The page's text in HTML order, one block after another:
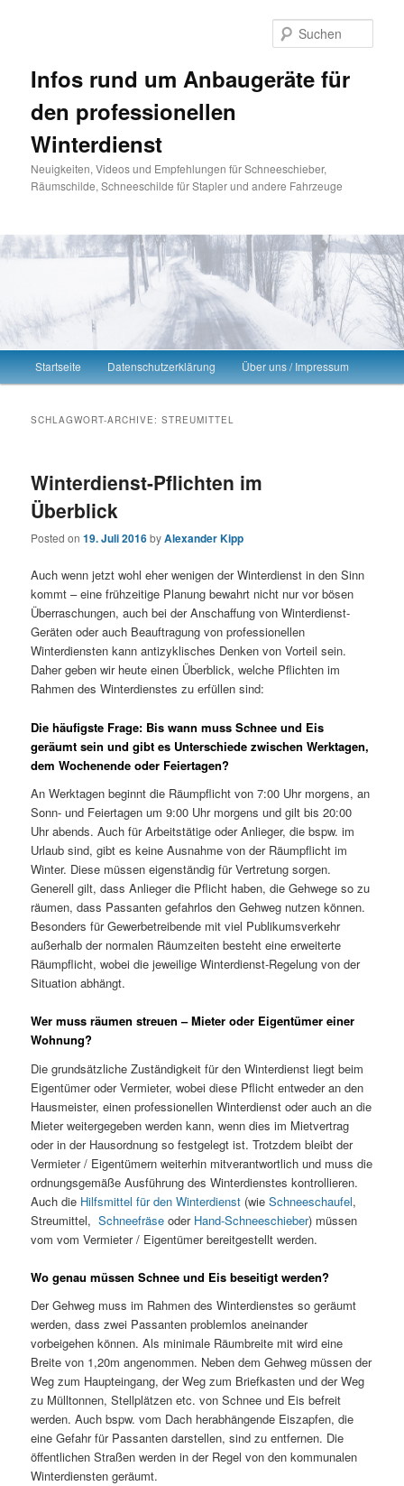
Infos rund um Anbaugeräte für
den professionellen
Winterdienst
Neuigkeiten, Videos und Empfehlungen für Schneeschieber,
Räumschilde, Schneeschilde für Stapler und andere Fahrzeuge
Hauptmenü
Zum Inhalt wechseln
Zum sekundären Inhalt wechseln
Startseite Datenschutzerklärung Über uns / Impressum
SCHLAGWORT-ARCHIVE:STREUMITTEL
Winterdienst-Pflichten im
Überblick
Posted on19. Juli 2016byAlexander Kipp
Auch wenn jetzt wohl eher wenigen der Winterdienst in den Sinn
kommt – eine frühzeitige Planung bewahrt nicht nur vor bösen
Überraschungen, auch bei der Anschaffung von Winterdienst-
Geräten oder auch Beauftragung von professionellen
Winterdiensten kann antizyklisches Denken von Vorteil sein.
Daher geben wir heute einen Überblick, welche Pflichten im
Rahmen des Winterdienstes zu erfüllen sind:
Die häufigste Frage: Bis wann muss Schnee und Eis
geräumt sein und gibt es Unterschiede zwischen Werktagen,
dem Wochenende oder Feiertagen?
An Werktagen beginnt die Räumpflicht von 7:00 Uhr morgens, an
Sonn- und Feiertagen um 9:00 Uhr morgens und gilt bis 20:00
Uhr abends. Auch für Arbeitstätige oder Anlieger, die bspw. im
Urlaub sind, gibt es keine Ausnahme von der Räumpflicht im
Winter. Diese müssen eigenständig für Vertretung sorgen.
Generell gilt, dass Anlieger die Pflicht haben, die Gehwege so zu
räumen, dass Passanten gefahrlos den Gehweg nutzen können.
Besonders für Gewerbetreibende mit viel Publikumsverkehr
außerhalb der normalen Räumzeiten besteht eine erweiterte
Räumpflicht, wobei die jeweilige Winterdienst-Regelung von der
Situation abhängt.
Wer muss räumen streuen – Mieter oder Eigentümer einer
Wohnung?
Die grundsätzliche Zuständigkeit für den Winterdienst liegt beim
Eigentümer oder Vermieter, wobei diese Pflicht entweder an den
Hausmeister, einen professionellen Winterdienst oder auch an die
Mieter weitergegeben werden kann, wenn dies im Mietvertrag
oder in der Hausordnung so festgelegt ist. Trotzdem bleibt der
Vermieter / Eigentümern weiterhin mitverantwortlich und muss die
ordnungsgemäße Ausführung des Winterdienstes kontrollieren.
Auch die Hilfsmittel für den Winterdienst (wieSchneeschaufel,
Streumittel,Schneefräseoder Hand-Schneeschieber) müssen
vom vom Vermieter / Eigentümer bereitgestellt werden.
Wo genau müssen Schnee und Eis beseitigt werden?
Der Gehweg muss im Rahmen des Winterdienstes so geräumt
werden, dass zwei Passanten problemlos aneinander
vorbeigehen können. Als minimale Räumbreite mit wird eine
Breite von 1,20m angenommen. Neben dem Gehweg müssen der
Weg zum Haupteingang, der Weg zum Briefkasten und der Weg
zu Mülltonnen, Stellplätzen etc. von Schnee und Eis befreit
werden. Auch bspw. vom Dach herabhängende Eiszapfen, die
eine Gefahr für Passanten darstellen, sind zu entfernen. Die
öffentlichen Straßen werden in der Regel von den kommunalen
Winterdiensten geräumt.